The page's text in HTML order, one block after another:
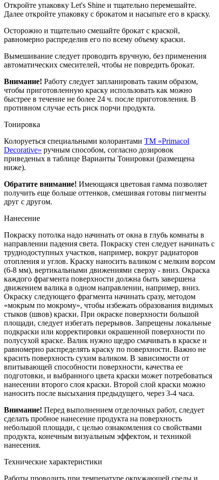
Откройте упаковку Let's Shine и тщательно перемешайте.
Далее откройте упаковку с брокатом и насыпьте его в краску.
Осторожно и тщательно смешайте брокат с краской,
равномерно распределив его по всему объему краски.
Вымешивание следует проводить вручную, без применения
автоматических смесителей, чтобы не повредить брокат.
Внимание! Работу следует запланировать таким образом,
чтобы приготовленную краску использовать как можно
быстрее в течение не более 24 ч. после приготовления. В
противном случае есть риск порчи продукта.
Тонировка
Колоруеться специальными колорантами TM «Primacol
Decorative» ручным способом, согласно дозировок
приведеных в таблице Варианты Тонировки (размещена
ниже).
Обратите внимание! Имеющаяся цветовая гамма позволяет
получить еще больше оттенков, смешивая готовы пигменты
друг с другом.
Нанесение
Покраску потолка надо начинать от окна в глубь комнаты в
направлении падения света. Покраску стен следует начинать с
труднодоступных участков, например, вокруг радиаторов
отопления и углов. Краску наносить валиком с мелким ворсом
(6-8 мм), вертикальными движениями сверху - вниз. Окраска
каждого фрагмента поверхности должна быть завершена
движением валика в одном направлении, например, вниз.
Окраску следующего фрагмента начинать сразу, методом
«мокрым по мокрому», чтобы избежать образования видимых
стыков (швов) краски. При окраске поверхности большой
площади, следует избегать перерывов. Запрещены локальные
подкраски или корректировки окрашенной поверхности по
полусухой краске. Валик нужно щедро смачивать в краске и
равномерно распределять краску по поверхности. Важно не
красить поверхность сухим валиком. В зависимости от
впитывающей способности поверхности, качества ее
подготовки, и выбранного цвета краски может потребоваться
нанесении второго слоя краски. Второй слой краски можно
наносить после высыхания предыдущего, через 3-4 часа.
Внимание! Перед выполнением отделочных работ, следует
сделать пробное нанесение продукта на поверхность
небольшой площади, с целью ознакомления со свойствами
продукта, конечным визуальным эффектом, и техникой
нанесения.
Технические характеристики
Работы проводить при температуре окружающей среды и